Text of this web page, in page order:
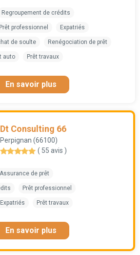
Regroupement de crédits
Prêt professionnel Expatriés
de soulte Renégociation de prêt
auto Prêt travaux
En savoir plus
Dt Consulting 66
Perpignan (66100)
( 55 avis )
Assurance de prêt
Prêt professionnel
Expatriés Prêt travaux
En savoir plus